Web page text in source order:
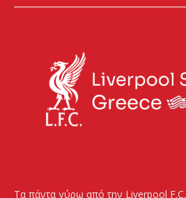
Τα πάντα γύρω από την Liverpool F.C.